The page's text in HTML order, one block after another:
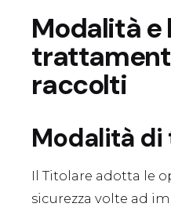
Modalità e
raccolti
Modalità
Il Titolare adotta le
sicurezza volte ad